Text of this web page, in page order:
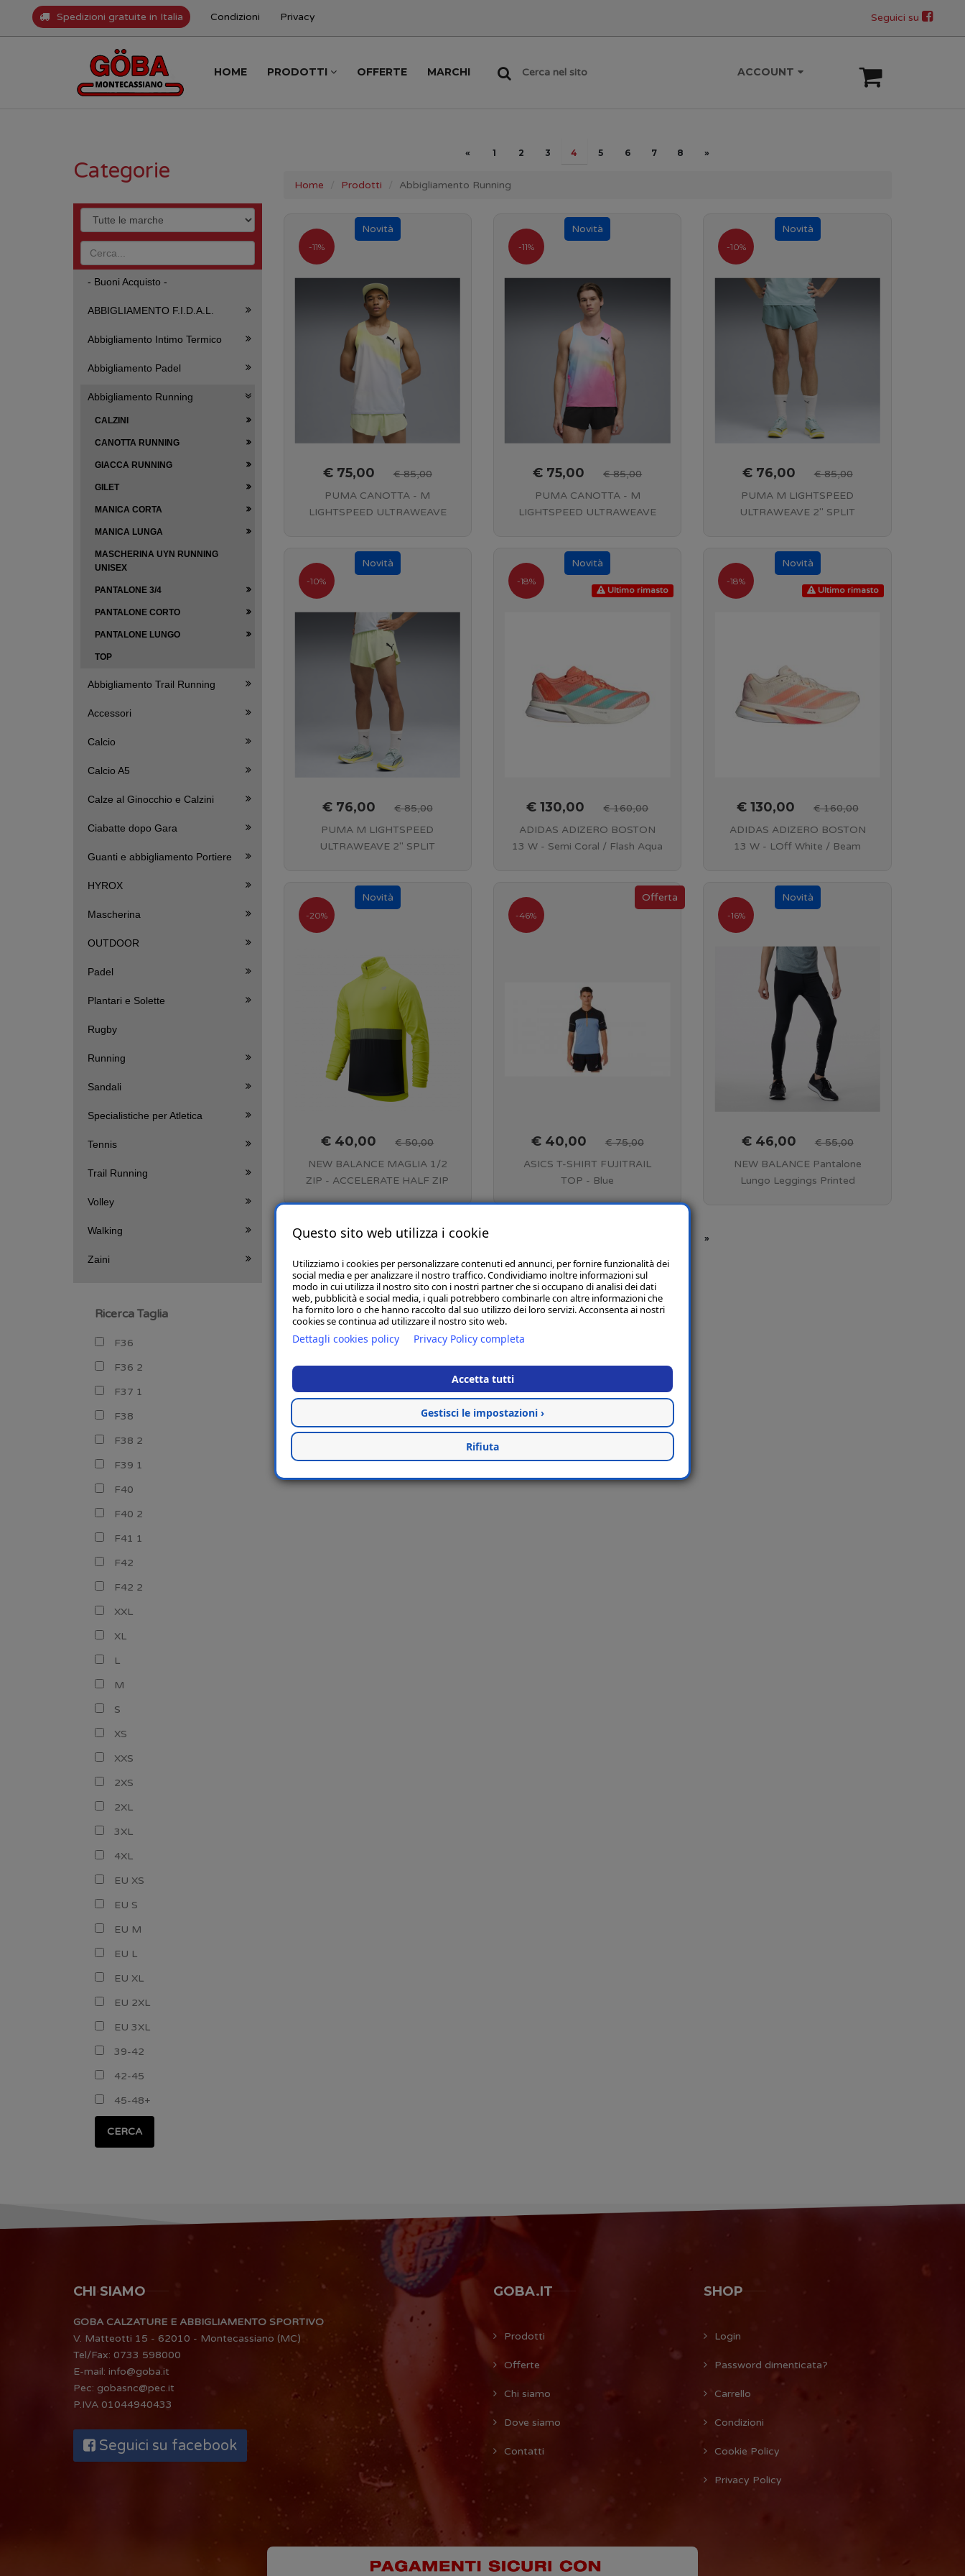
Spedizioni gratuite in Italia Condizioni Privacy Seguici su
HOME PRODOTTI OFFERTE MARCHI Cerca nel sito ACCOUNT
« 1 2 3 4 5 6 7 8 »
Home Prodotti Abbigliamento Running
-11%
€ 75,00
€ 85,00
PUMA CANOTTA - M
LIGHTSPEED ULTRAWEAVE
-11%
€ 75,00
€ 85,00
PUMA CANOTTA - M
LIGHTSPEED ULTRAWEAVE
-10%
€ 76,00
€ 85,00
PUMA M LIGHTSPEED
ULTRAWEAVE 2" SPLIT
-10%
€ 76,00
€ 85,00
PUMA M LIGHTSPEED
ULTRAWEAVE 2" SPLIT
Ultimo rimasto
-18%
€ 130,00
€ 160,00
ADIDAS ADIZERO BOSTON
13 W - Semi Coral / Flash Aqua
Ultimo rimasto
-18%
€ 130,00
€ 160,00
ADIDAS ADIZERO BOSTON
13 W - LOff White / Beam
-20%
€ 40,00
€ 50,00
NEW BALANCE MAGLIA 1/2
ZIP - ACCELERATE HALF ZIP
-46%
€ 40,00
€ 75,00
ASICS T-SHIRT FUJITRAIL
TOP - Blue
-16%
€ 46,00
€ 55,00
NEW BALANCE Pantalone
Lungo Leggings Printed
« »
Categorie
- Buoni Acquisto -
ABBIGLIAMENTO F.I.D.A.L.
Abbigliamento Intimo Termico
Abbigliamento Padel
Abbigliamento Running
CALZINI
CANOTTA RUNNING
GIACCA RUNNING
GILET
MANICA CORTA
MANICA LUNGA
MASCHERINA UYN RUNNING
UNISEX
PANTALONE 3/4
PANTALONE CORTO
PANTALONE LUNGO
TOP
Abbigliamento Trail Running
Accessori
Calcio
Calcio A5
Calze al Ginocchio e Calzini
Ciabatte dopo Gara
Guanti e abbigliamento Portiere
HYROX
Mascherina
OUTDOOR
Padel
Plantari e Solette
Rugby
Running
Sandali
Specialistiche per Atletica
Tennis
Trail Running
Volley
Walking
Zaini
Ricerca Taglia
F36
F36 2
F37 1
F38
F38 2
F39 1
F40
F40 2
F41 1
F42
F42 2
XXL
XL
L
M
S
XS
XXS
2XS
2XL
3XL
4XL
EU XS
EU S
EU M
EU L
EU XL
EU 2XL
EU 3XL
39-42
42-45
45-48+
CERCA
CHI SIAMO
GOBA CALZATURE E ABBIGLIAMENTO SPORTIVO
V. Matteotti 15 - 62010 - Montecassiano (MC)
Tel/Fax: 0733 598000
E-mail: info@goba.it
Pec: gobasnc@pec.it
P.IVA 01044940433
Seguici su facebook
GOBA.IT
Prodotti
Offerte
Chi siamo
Dove siamo
Contatti
SHOP
Login
Password dimenticata?
Carrello
Condizioni
Cookie Policy
Privacy Policy
Questo sito web utilizza i cookie
Utilizziamo i cookies per personalizzare contenuti ed annunci, per fornire funzionalità dei
social media e per analizzare il nostro traffico. Condividiamo inoltre informazioni sul
modo in cui utilizza il nostro sito con i nostri partner che si occupano di analisi dei dati
web, pubblicità e social media, i quali potrebbero combinarle con altre informazioni che
ha fornito loro o che hanno raccolto dal suo utilizzo dei loro servizi. Acconsenta ai nostri
cookies se continua ad utilizzare il nostro sito web.
Dettagli cookies policy Privacy Policy completa
Accetta tutti
Gestisci le impostazioni ›
Rifiuta